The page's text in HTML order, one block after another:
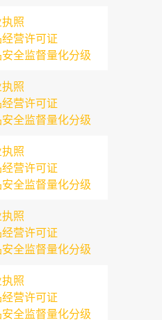
照
营许可证
全监督量化分级
照
营许可证
全监督量化分级
照
营许可证
全监督量化分级
照
营许可证
全监督量化分级
照
营许可证
全监督量化分级